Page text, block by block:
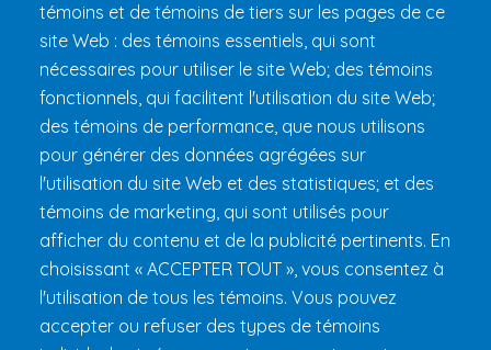
Préparer son 24h
Informations pratiques
FAQ et règlements
témoins et de témoins de tiers sur les pages de ce
site Web : des témoins essentiels, qui sont
nécessaires pour utiliser le site Web; des témoins
fonctionnels, qui facilitent l'utilisation du site Web;
des témoins de performance, que nous utilisons
pour générer des données agrégées sur
l'utilisation du site Web et des statistiques; et des
témoins de marketing, qui sont utilisés pour
afficher du contenu et de la publicité pertinents. En
choisissant « ACCEPTER TOUT », vous consentez à
l'utilisation de tous les témoins. Vous pouvez
accepter ou refuser des types de témoins